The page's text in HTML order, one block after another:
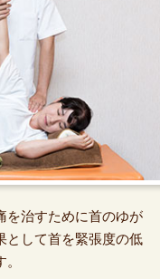
を治すために首のゆが
として首を緊張度の低